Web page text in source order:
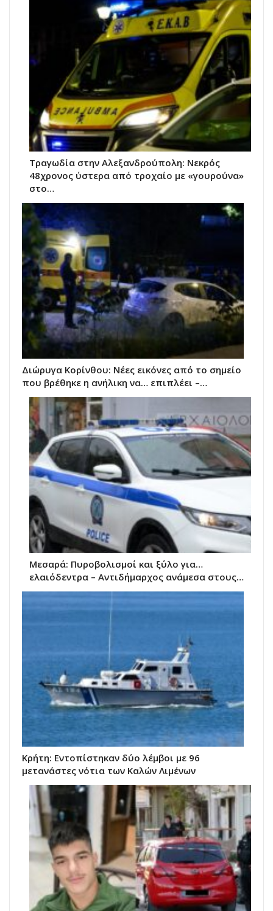
Τραγωδία στην Αλεξανδρούπολη: Νεκρός
48χρονος ύστερα από τροχαίο με «γουρούνα»
στο…
Διώρυγα Κορίνθου: Νέες εικόνες από το σημείο
που βρέθηκε η ανήλικη να… επιπλέει –…
Μεσαρά: Πυροβολισμοί και ξύλο για…
ελαιόδεντρα – Αντιδήμαρχος ανάμεσα στους…
Κρήτη: Εντοπίστηκαν δύο λέμβοι με 96
μετανάστες νότια των Καλών Λιμένων